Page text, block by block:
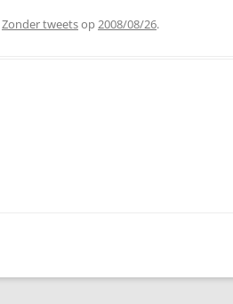
Zonder tweetsop2008/08/26.